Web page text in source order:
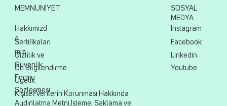
Hakkımızd
a
Sertifikaları
mız
MEMNUNİYET
Gizlilik ve
Güvenlik
Ön Bilgilendirme
Formu
Üyelik
Sözleşmesi
Kişisel Verilerin Korunması Hakkında
Aydınlatma Metni,İşleme, Saklama ve
SOSYAL
MEDYA
Instagram
Facebook
Linkedin
Youtube